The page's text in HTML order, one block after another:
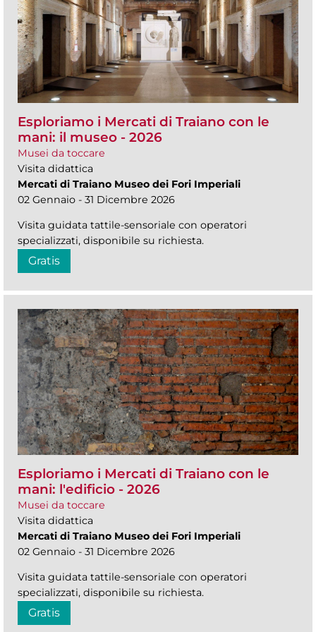
Esploriamo i Mercati di Traiano con le
mani: il museo - 2026
Musei da toccare
Visita didattica
Mercati di Traiano Museo dei Fori Imperiali
02 Gennaio - 31 Dicembre 2026
Visita guidata tattile-sensoriale con operatori
specializzati, disponibile su richiesta.
Gratis
Esploriamo i Mercati di Traiano con le
mani: l'edificio - 2026
Musei da toccare
Visita didattica
Mercati di Traiano Museo dei Fori Imperiali
02 Gennaio - 31 Dicembre 2026
Visita guidata tattile-sensoriale con operatori
specializzati, disponibile su richiesta.
Gratis